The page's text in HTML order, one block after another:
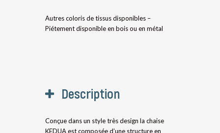
Autres coloris de tissus disponibles –
Piétement disponible en bois ou en métal
Description
Conçue dans un style très design la chaise
KEDUA est composée d’une structure en